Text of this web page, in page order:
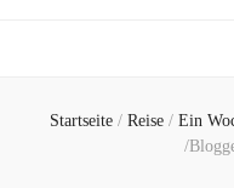
Startseite / Reise / Ein
/